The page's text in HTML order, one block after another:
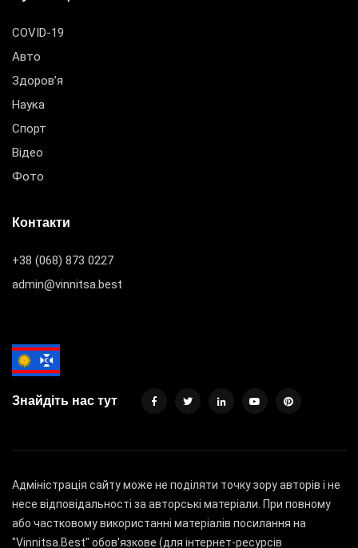
COVID-19
Авто
Здоров’я
Наука
Спорт
Відео
Фото
Контакти
+38 (068) 873 0227
admin@vinnitsa.best
Знайдіть нас тут
Адміністрація сайту може не поділяти точку зору авторів і не
несе відповідальності за авторські матеріали. При повному
або частковому використанні матеріалів посилання на
"Vinnitsa.Best" обов'язкове (для інтернет-ресурсів